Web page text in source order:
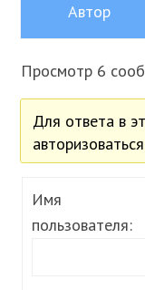
Автор
Просмотр 6
Для ответа в
Имя
пользователя: